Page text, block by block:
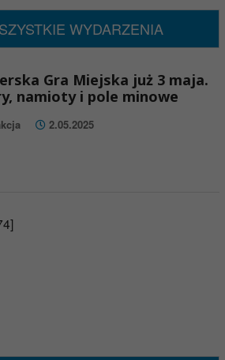
WYDARZENIA
Gra Miejska już 3 maja.
namioty i pole minowe
2.05.2025